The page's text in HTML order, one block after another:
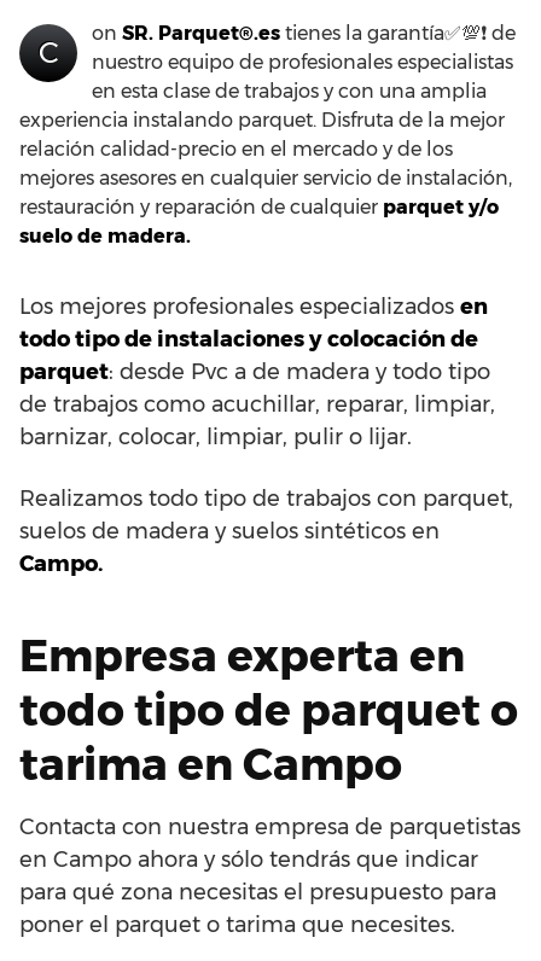
C
on SR. Parquet®.es tienes la garantía✅💯❗ de
nuestro equipo de profesionales especialistas
en esta clase de trabajos y con una amplia
experiencia instalando parquet. Disfruta de la mejor
relación calidad-precio en el mercado y de los
mejores asesores en cualquier servicio de instalación,
restauración y reparación de cualquier parquet y/o
suelo de madera.
Los mejores profesionales especializados en
todo tipo de instalaciones y colocación de
parquet: desde Pvc a de madera y todo tipo
de trabajos como acuchillar, reparar, limpiar,
barnizar, colocar, limpiar, pulir o lijar.
Realizamos todo tipo de trabajos con parquet,
suelos de madera y suelos sintéticos en
Campo.
Empresa experta en
todo tipo de parquet o
tarima en Campo
Contacta con nuestra empresa de parquetistas
en Campo ahora y sólo tendrás que indicar
para qué zona necesitas el presupuesto para
poner el parquet o tarima que necesites.